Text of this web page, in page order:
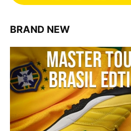
BRAND NEW